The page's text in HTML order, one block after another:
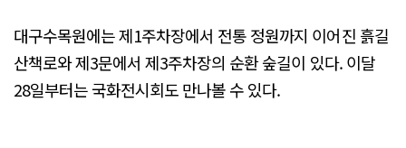
대구수목원에는 제1주차장에서 전통 정원까지 이어진 흙길
산책로와 제3문에서 제3주차장의 순환 숲길이 있다. 이달
28일부터는 국화전시회도 만나볼 수 있다.